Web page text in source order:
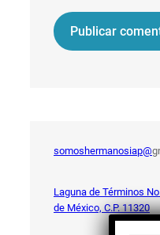
somoshermanosiap@
Laguna de Términos
de México, C.P. 11320